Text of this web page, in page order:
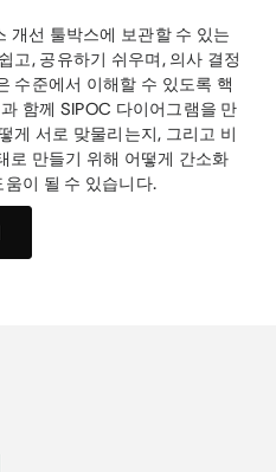
개선 툴박스에 보관할 수 있는
고, 공유하기 쉬우며, 의사 결정
수준에서 이해할 수 있도록 핵
함께 SIPOC 다이어그램을 만
게 서로 맞물리는지, 그리고 비
로 만들기 위해 어떻게 간소화
이 될 수 있습니다.